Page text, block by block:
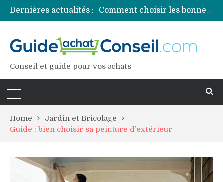
Dernières actualités :
Comment choisir les bonnes couleurs pour un projet tie and dye ?
Comment préparer sa piscine pour une période prolongée d’inutilisation ?
Conseil et guide pour vos achats
Home
Jardin et Bricolage
Guide : bien choisir sa peinture d’extérieur